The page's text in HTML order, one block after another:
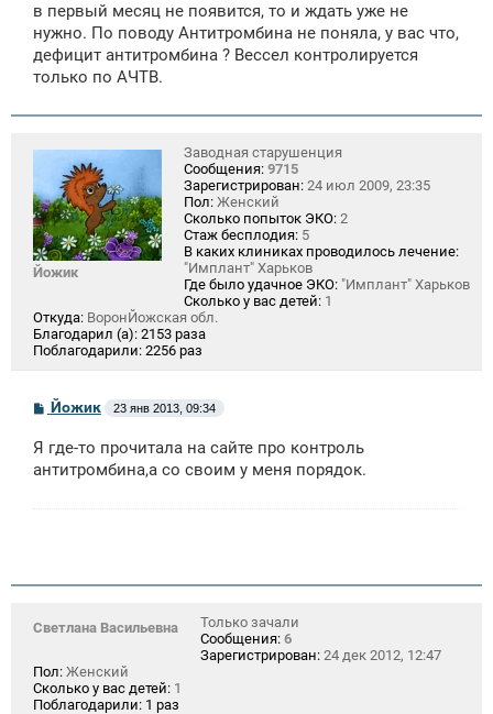
в первый месяц не появится, то и ждать уже не
нужно. По поводу Антитромбина не поняла, у вас что,
дефицит антитромбина ? Вессел контролируется
только по АЧТВ.
Йожик
Заводная старушенция
Сообщения: 9715
Зарегистрирован: 24 июл 2009, 23:35
Пол: Женский
Сколько попыток ЭКО: 2
Стаж бесплодия: 5
В каких клиниках проводилось лечение:
"Имплант" Харьков
Где было удачное ЭКО: "Имплант" Харьков
Сколько у вас детей: 1
Откуда: ВоронЙожская обл.
Благодарил (а): 2153 раза
Поблагодарили: 2256 раз
С
б
щ
Йожик 23 янв 2013, 09:34
Я где-то прочитала на сайте про контроль
антитромбина,а со своим у меня порядок.
Светлана Васильевна
Только зачали
Сообщения: 6
Зарегистрирован: 24 дек 2012, 12:47
Пол: Женский
Сколько у вас детей: 1
Поблагодарили: 1 раз